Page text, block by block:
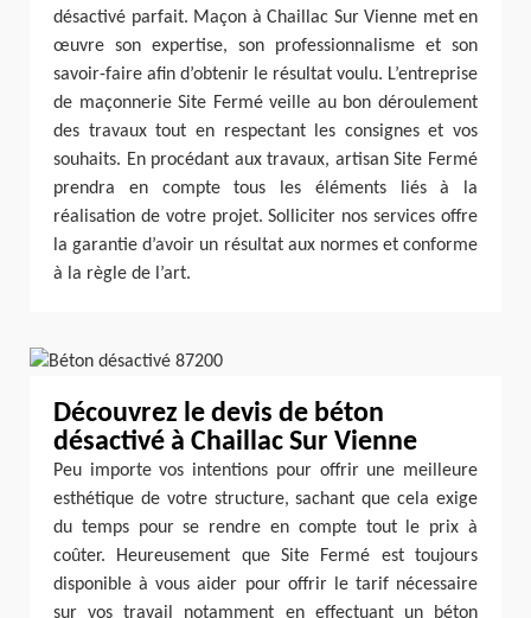
désactivé parfait. Maçon à Chaillac Sur Vienne met en
œuvre son expertise, son professionnalisme et son
savoir-faire afin d’obtenir le résultat voulu. L’entreprise
de maçonnerie Site Fermé veille au bon déroulement
des travaux tout en respectant les consignes et vos
souhaits. En procédant aux travaux, artisan Site Fermé
prendra en compte tous les éléments liés à la
réalisation de votre projet. Solliciter nos services offre
la garantie d’avoir un résultat aux normes et conforme
à la règle de l’art.
Découvrez le devis de béton
désactivé à Chaillac Sur Vienne
Peu importe vos intentions pour offrir une meilleure
esthétique de votre structure, sachant que cela exige
du temps pour se rendre en compte tout le prix à
coûter. Heureusement que Site Fermé est toujours
disponible à vous aider pour offrir le tarif nécessaire
sur vos travail notamment en effectuant un béton